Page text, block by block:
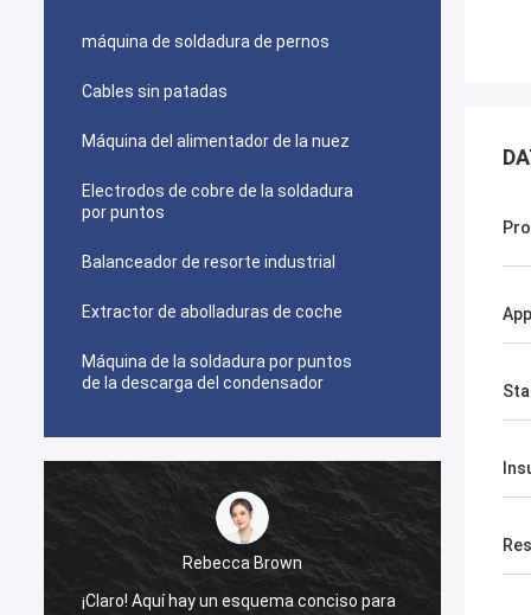
máquina de soldadura de pernos
Cables sin patadas
Máquina del alimentador de la nuez
Electrodos de cobre de la soldadura
por puntos
Balanceador de resorte industrial
Extractor de abolladuras de coche
Máquina de la soldadura por puntos
de la descarga del condensador
Rebecca Brown
¡Claro! Aquí hay un esquema conciso para